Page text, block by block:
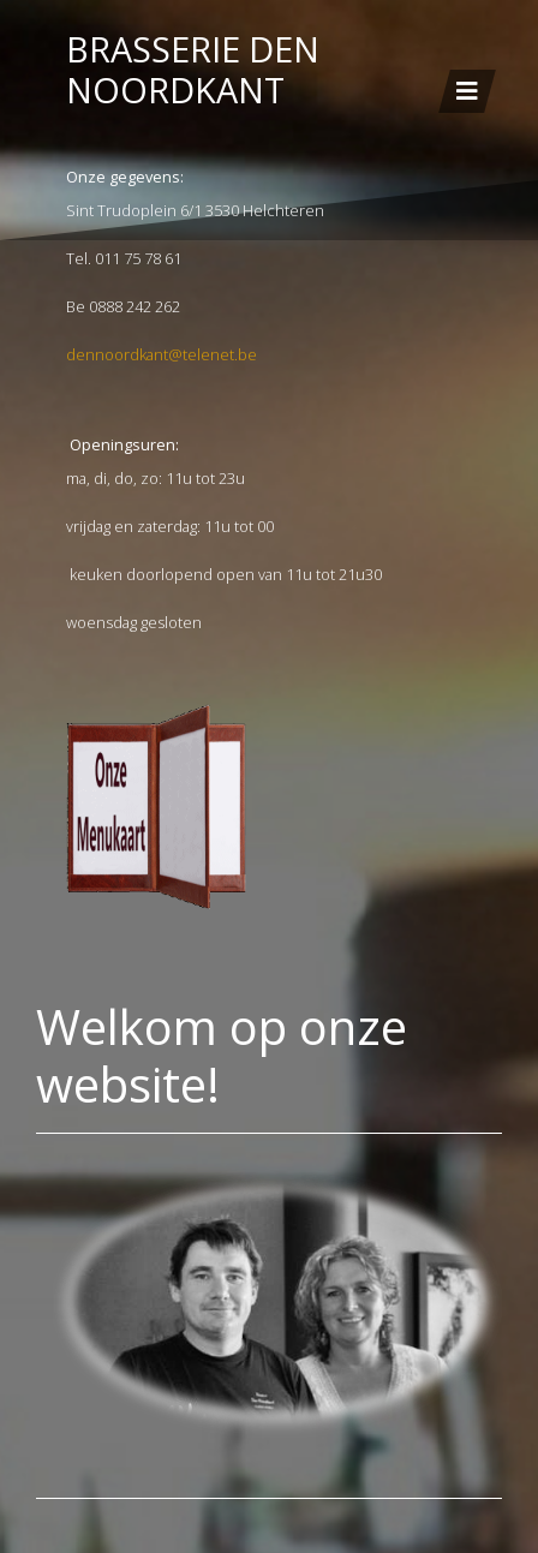
BRASSERIE DEN
NOORDKANT
Onze gegevens:
Sint Trudoplein 6/1 3530 Helchteren
Tel. 011 75 78 61
Be 0888 242 262
dennoordkant@telenet.be
Openingsuren:
ma, di, do, zo: 11u tot 23u
vrijdag en zaterdag: 11u tot 00
keuken doorlopend open van 11u tot 21u30
woensdag gesloten
Welkom op onze
website!